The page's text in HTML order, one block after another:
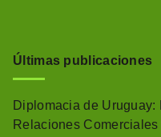
Últimas publicaciones
Diplomacia de
Relaciones